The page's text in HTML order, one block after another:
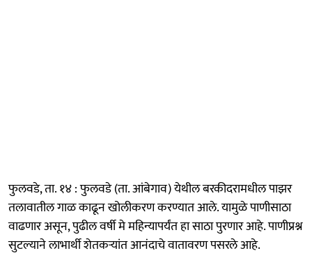
फुलवडे, ता. १४ : फुलवडे (ता. आंबेगाव) येथील बरकीदरामधील पाझर
तलावातील गाळ काढून खोलीकरण करण्यात आले. यामुळे पाणीसाठा
वाढणार असून, पुढील वर्षी मे महिन्यापर्यंत हा साठा पुरणार आहे. पाणीप्रश्न
सुटल्याने लाभार्थी शेतकऱ्यांत आनंदाचे वातावरण पसरले आहे.